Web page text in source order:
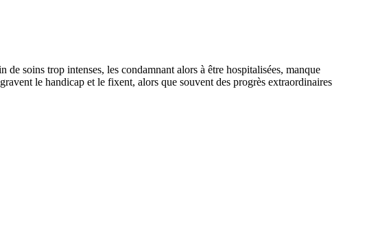
soins trop intenses, les condamnant alors à être hospitalisées, manque
le handicap et le fixent, alors que souvent des progrès extraordinaires